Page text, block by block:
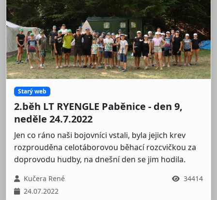
Starý web
2.běh LT RYENGLE Paběnice - den 9,
neděle 24.7.2022
Jen co ráno naši bojovníci vstali, byla jejich krev
rozprouděna celotáborovou běhací rozcvičkou za
doprovodu hudby, na dnešní den se jim hodila.
Kučera René
34414
24.07.2022